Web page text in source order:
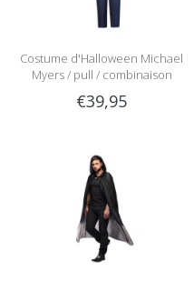
Costume d'Halloween Michael
Myers / pull / combinaison
€39,95